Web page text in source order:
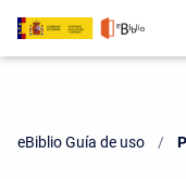
eBiblio Guía de uso